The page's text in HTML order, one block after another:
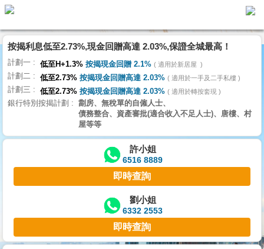
代
理
主
頁
搵
樓/
交
業
主
宅
按揭利息低至2.73%,現金回贈高達 2.03%,保證全城最高！
計劃一 低至H+1.3% 按揭現金回贈 2.1% 適用於新居屋
計劃二 低至2.73% 按揭現金回贈高達 2.03% 適用於一手及二手私樓
計劃三 低至2.73% 按揭現金回贈高達 2.03% 適用於轉按套現
銀行特別按揭計劃
劏房、無稅單的自僱人士、
債務整合、資產審批(適合收入不足人士)、唐樓、村
屋等等
許小姐
6516 8889
即時查詢
劉小姐
6332 2553
即時查詢